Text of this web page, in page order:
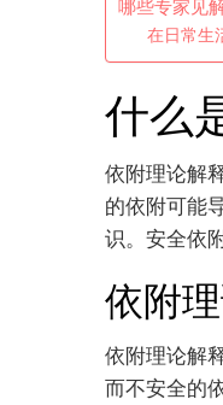
哪些专家见
在日常生
什么
依附理论解
的依附可能
识。安全依
依附
依附理论解
而不安全的